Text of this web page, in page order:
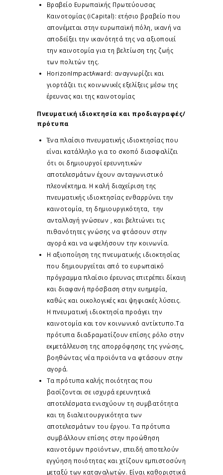
Βραβείο Ευρωπαϊκής Πρωτεύουσας
Καινοτομίας (iCapital): ετήσιο βραβείο που
απονέμεται στην ευρωπαϊκή πόλη, ικανή να
αποδείξει την ικανότητά της να αξιοποιεί
την καινοτομία για τη βελτίωση της ζωής
των πολιτών της.
HorizonImpactAward: αναγνωρίζει και
γιορτάζει τις κοινωνικές εξελίξεις μέσω της
έρευνας και της καινοτομίας
Πνευματική ιδιοκτησία και προδιαγραφές/
πρότυπα
Ένα πλαίσιο πνευματικής ιδιοκτησίας που
είναι κατάλληλο για το σκοπό διασφαλίζει
ότι οι δημιουργοί ερευνητικών
αποτελεσμάτων έχουν ανταγωνιστικό
πλεονέκτημα. Η καλή διαχείριση της
πνευματικής ιδιοκτησίας ενθαρρύνει την
καινοτομία, τη δημιουργικότητα, την
ανταλλαγή γνώσεων , και βελτιώνει τις
πιθανότητες γνώσης να φτάσουν στην
αγορά και να ωφελήσουν την κοινωνία.
Η αξιοποίηση της πνευματικής ιδιοκτησίας
που δημιουργείται από το ευρωπαϊκό
πρόγραμμα πλαίσιο έρευνας επιτρέπει δίκαιη
και διαφανή πρόσβαση στην ευημερία,
καθώς και οικολογικές και ψηφιακές λύσεις.
Η πνευματική ιδιοκτησία προάγει την
καινοτομία και τον κοινωνικό αντίκτυπο.Τα
πρότυπα διαδραματίζουν επίσης ρόλο στην
εκμετάλλευση της απορρόφησης της γνώσης,
βοηθώντας νέα προϊόντα να φτάσουν στην
αγορά.
Τα πρότυπα καλής ποιότητας που
βασίζονται σε ισχυρά ερευνητικά
αποτελέσματα ενισχύουν τη συμβατότητα
και τη διαλειτουργικότητα των
αποτελεσμάτων του έργου. Τα πρότυπα
συμβάλλουν επίσης στην προώθηση
καινοτόμων προϊόντων, επειδή αποτελούν
εγγύηση ποιότητας και χτίζουν εμπιστοσύνη
μεταξύ των καταναλωτών. Είναι καθοριστικά